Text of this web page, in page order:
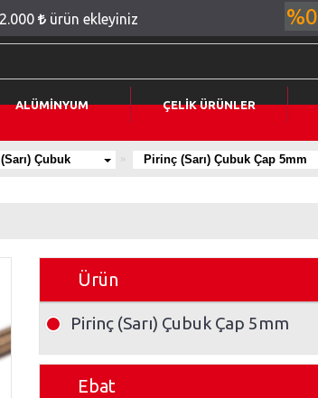
ürün ekleyiniz %0
ALÜMİNYUM ÇELİK ÜRÜNLER
Çubuk Pirinç (Sarı) Çubuk Çap 5mm
Ürün
Pirinç (Sarı) Çubuk Çap 5mm
Ebat